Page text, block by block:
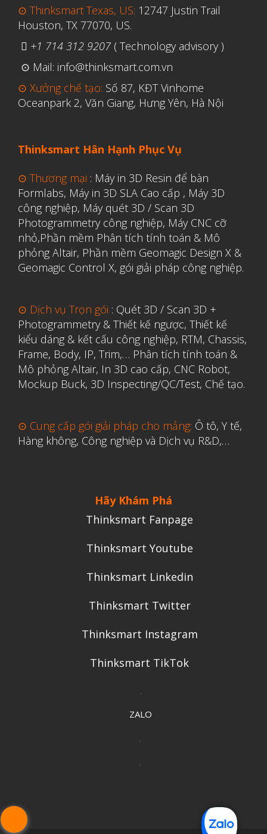
Tháng Tư 2019
Aerospace
Automotive
File 3D
Giải pháp
in 3d cao cấp
Máy in 3D để bàn Formlabs U.S.
Mô phỏng
Triển khai
Ứng dụng
Y Tế
⊙ Thinksmart Texas, US: 12747 Justin Trail
Houston, TX 77070, US.
+1 714 312 9207 ( Technology advisory )
⊙ Mail: info@thinksmart.com.vn
⊙ Xưởng chế tạo: Số 87, KĐT Vinhome
Oceanpark 2, Văn Giang, Hưng Yên, Hà Nội
Thinksmart Hân Hạnh Phục Vụ
⊙ Thương mại : Máy in 3D Resin để bàn
Formlabs, Máy in 3D SLA Cao cấp , Máy 3D
công nghiệp, Máy quét 3D / Scan 3D
Photogrammetry công nghiệp, Máy CNC cỡ
nhỏ,Phần mềm Phân tích tính toán & Mô
phỏng Altair, Phần mềm Geomagic Design X &
Geomagic Control X, gói giải pháp công nghiệp.
⊙ Dịch vụ Trọn gói : Quét 3D / Scan 3D +
Photogrammetry & Thiết kế ngược, Thiết kế
kiểu dáng & kết cấu công nghiệp, RTM, Chassis,
Frame, Body, IP, Trim,… Phân tích tính toán &
Mô phỏng Altair, In 3D cao cấp, CNC Robot,
Mockup Buck, 3D Inspecting/QC/Test, Chế tạo.
⊙ Cung cấp gói giải pháp cho mảng: Ô tô, Y tế,
Hàng không, Công nghiệp và Dịch vụ R&D,…
Hãy Khám Phá
Thinksmart Fanpage
Thinksmart Youtube
Thinksmart Linkedin
Thinksmart Twitter
Thinksmart Instagram
Thinksmart TikTok
ZALO